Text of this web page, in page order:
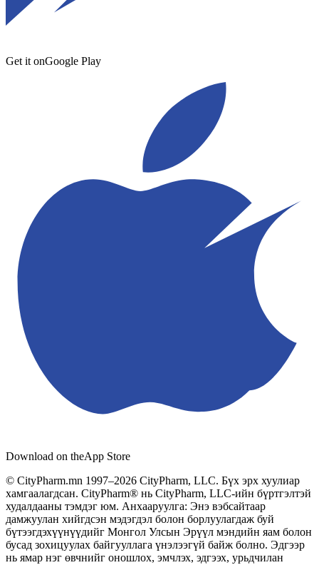
Get it onGoogle Play
Download on theApp Store
© CityPharm.mn 1997–2026 CityPharm, LLC. Бүх эрх хуулиар
хамгаалагдсан. CityPharm® нь CityPharm, LLC-ийн бүртгэлтэй
худалдааны тэмдэг юм. Анхааруулга: Энэ вэбсайтаар
дамжуулан хийгдсэн мэдэгдэл болон борлуулагдаж буй
бүтээгдэхүүнүүдийг Монгол Улсын Эрүүл мэндийн яам болон
бусад зохицуулах байгууллага үнэлээгүй байж болно. Эдгээр
нь ямар нэг өвчнийг оношлох, эмчлэх, эдгээх, урьдчилан